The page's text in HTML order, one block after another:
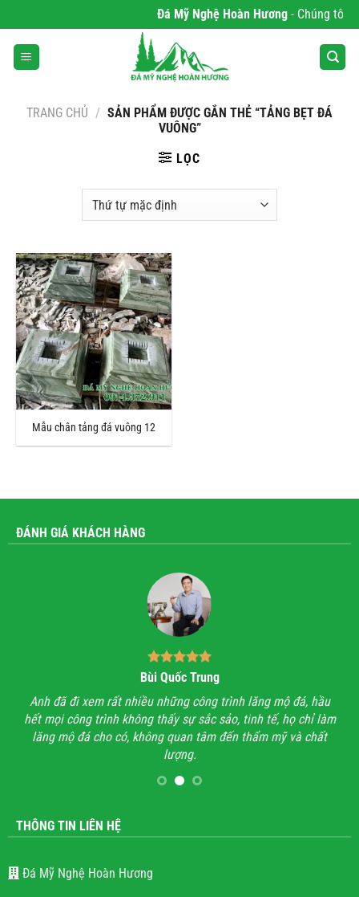
qua
nội
dung
Đá Mỹ Nghệ Hoàn Hương- Chúng tôi
TRANG CHỦ / SẢN PHẨM ĐƯỢC GẮN THẺ “TẢNG BẸT ĐÁ
VUÔNG”
LỌC
Mẫu chân tảng đá vuông 12
ĐÁNH GIÁ KHÁCH HÀNG
Bùi Quốc Trung
Anh đã đi xem rất nhiều những công trình lăng mộ đá, hầu
hết mọi công trình không thấy sự sắc sảo, tinh tế, họ chỉ làm
lăng mộ đá cho có, không quan tâm đến thẩm mỹ và chất
lượng.
THÔNG TIN LIÊN HỆ
Đá Mỹ Nghệ Hoàn Hương